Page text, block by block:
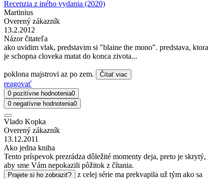
Recenzia z iného vydania (2020)
Martinius
Overený zákazník
13.2.2012
Názor čitateľa
ako uvidim vlak, predstavim si "blaine the mono". predstava, ktora
je schopna cloveka matat do konca zivota...
poklona majstrovi az po zem. Čítať viac
reagovať
0 pozitívne hodnotenia0
0 negatívne hodnotenia0
Vlado Kopka
Overený zákazník
13.12.2011
Ako jedna kniha
Tento príspevok prezrádza dôležité momenty deja, preto je skrytý,
aby sme Vám nepokazili pôžitok z čítania.
Prajete si ho zobraziť?
z celej série ma prekvapila už tým ako sa